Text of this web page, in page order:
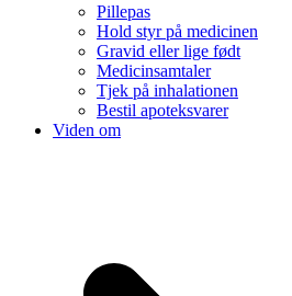
Pillepas
Hold styr på medicinen
Gravid eller lige født
Medicinsamtaler
Tjek på inhalationen
Bestil apoteksvarer
Viden om